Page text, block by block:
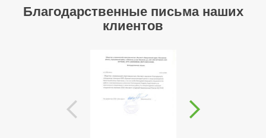
Благодарственные письма наших
клиентов